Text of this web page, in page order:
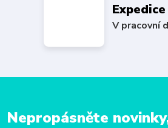
V pracovní
Nepropásněte